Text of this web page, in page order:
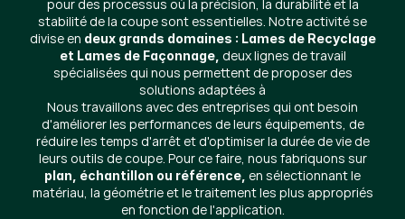
pour des processus où la précision, la durabilité et la
stabilité de la coupe sont essentielles. Notre activité se
divise en deux grands domaines : Lames de Recyclage
et Lames de Façonnage, deux lignes de travail
spécialisées qui nous permettent de proposer des
solutions adaptées à
Nous travaillons avec des entreprises qui ont besoin
d'améliorer les performances de leurs équipements, de
réduire les temps d'arrêt et d'optimiser la durée de vie de
leurs outils de coupe. Pour ce faire, nous fabriquons sur
plan, échantillon ou référence, en sélectionnant le
matériau, la géométrie et le traitement les plus appropriés
en fonction de l'application.